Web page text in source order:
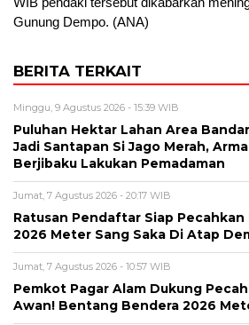
Gunung Dempo. (ANA)
BERITA TERKAIT
Minggu, 9 Agustus 2026 - 15:39 WIB
Puluhan Hektar Lahan Area
Jadi Santapan Si Jago Merah,
Berjibaku Lakukan Pemadaman
Jumat, 7 Agustus 2026 - 20:17 WIB
Ratusan Pendaftar Siap
2026 Meter Sang Saka Di Atap
Jumat, 7 Agustus 2026 - 10:57 WIB
Pemkot Pagar Alam Dukung
Awan! Bentang Bendera 2026